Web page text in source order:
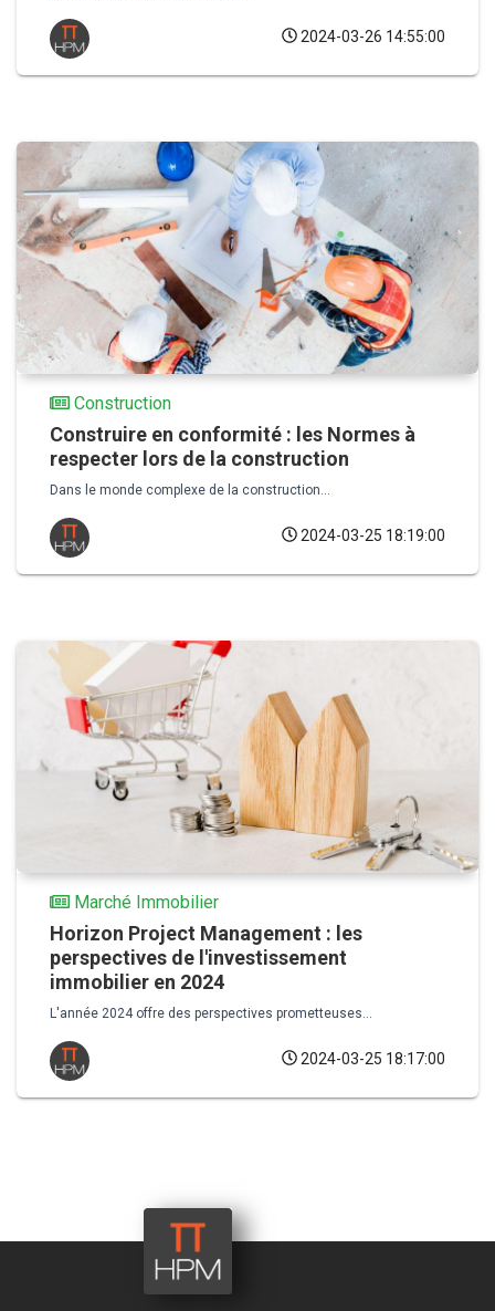
2024-03-26 14:55:00
Construction
Construire en conformité : les Normes à
respecter lors de la construction
Dans le monde complexe de la construction...
2024-03-25 18:19:00
Marché Immobilier
Horizon Project Management : les
perspectives de l'investissement
immobilier en 2024
L'année 2024 offre des perspectives prometteuses...
2024-03-25 18:17:00
40, rue Oued Fès – Agdal – 10 000